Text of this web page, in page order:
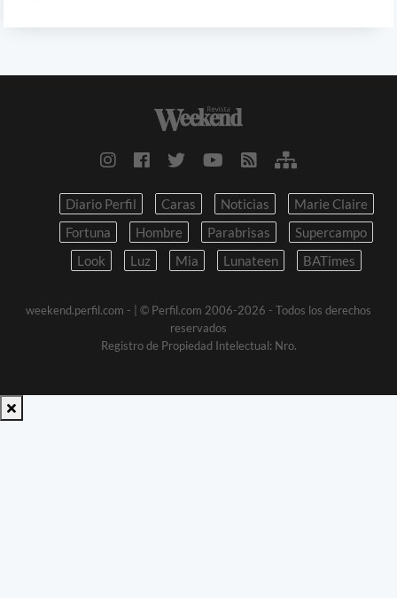
Diario Perfil Caras Noticias
Marie Claire
Fortuna
Hombre Parabrisas
Supercampo
Look
Luz Mia Lunateen BATimes
weekend.perfil.com - | © Perfil.com 2006-2026 - Todos los derechos
reservados
Registro de Propiedad Intelectual: Nro.